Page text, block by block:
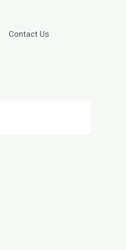
Contact Us